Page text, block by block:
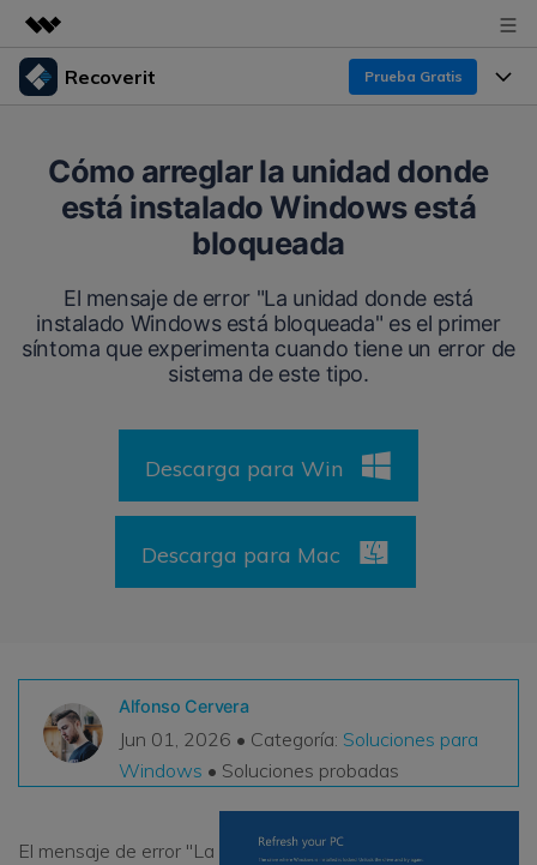
Productos destacados
Utilidades
Empresas
Resumen
Sala de prensa
Recoverit Prueba Gratis
Recoverit para Windows
Líder en recuperación para Windows
Pruébalo Gratis
Recoverit para Mac
Recupera datos ilimitados del sistema Mac
Pruébalo Gratis
Funciones
Recuperar Medios Borrados
Soluciones de Recuperación Exclusivas
VER TODAS LAS FUNCIONES
Recursos
Por qué Recoverit
Historias de Clientes
DESCARGAR
Cómo arreglar la unidad donde
está instalado Windows está
bloqueada
El mensaje de error "La unidad donde está
instalado Windows está bloqueada" es el primer
síntoma que experimenta cuando tiene un error de
sistema de este tipo.
Descarga para Win
Descarga para Mac
Alfonso Cervera
Jun 01, 2026 • Categoría: Soluciones para
Windows • Soluciones probadas
El mensaje de error "La